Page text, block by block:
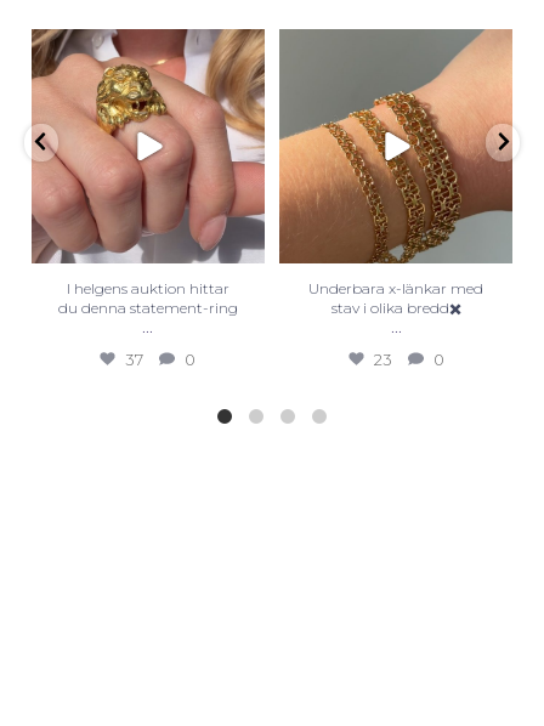
I helgens auktion hittar
du denna statement-ring
...
37 0
Underbara x-länkar med
stav i olika bredd✖️
...
23 0